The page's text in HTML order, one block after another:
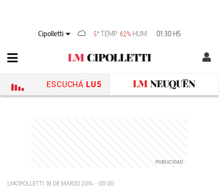
Cipolletti 5° TEMP 62% HUM 01:30 HS
ESCUCHÁ LU5
LMCIPOLLETTI 18 DE MARZO 2014 - 00:00